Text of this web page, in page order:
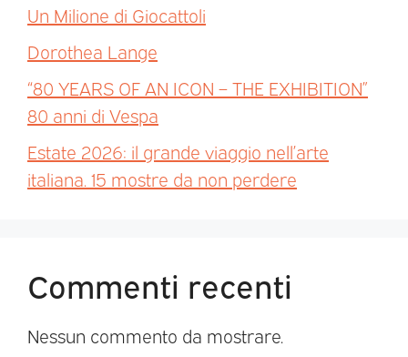
Un Milione di Giocattoli
Dorothea Lange
“80 YEARS OF AN ICON – THE EXHIBITION”
80 anni di Vespa
Estate 2026: il grande viaggio nell’arte
italiana. 15 mostre da non perdere
Commenti recenti
Nessun commento da mostrare.